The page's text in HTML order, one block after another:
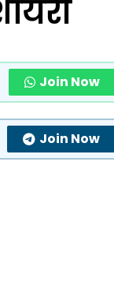
Join Now
Join Now